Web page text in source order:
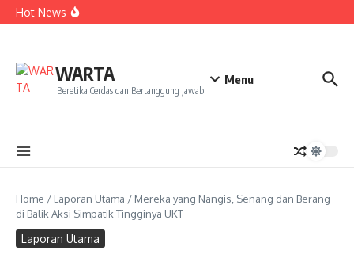
Lewati ke konten
Hot News
ke NCC 4 Bali
Sukseskan Kerja Bakti di Anjungan Melancar
WARTA
Beretika Cerdas dan Bertanggung Jawab
Menu
Home / Laporan Utama / Mereka yang Nangis, Senang dan Berang
di Balik Aksi Simpatik Tingginya UKT
Laporan Utama